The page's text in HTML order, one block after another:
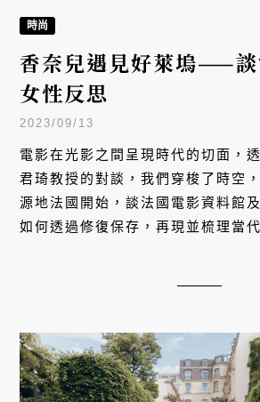
時尚
香奈兒遇見好萊塢——
女性反思
2023/09/13
電影在光影之間呈現時代的切面，
君琦教授的對談，我們穿梭了時空
源地法國開始，談法國電影資料館
如何透過修復保存，再現並梳理當